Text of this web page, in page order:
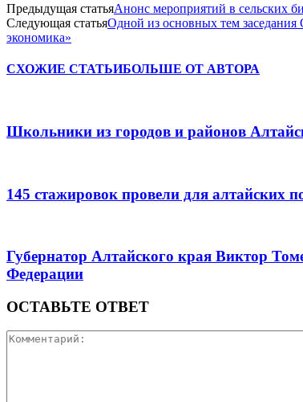
Предыдущая статьяАнонс мероприятий в сельских
Следующая статьяОдной из основных тем заседания
экономика»
СХОЖИЕ СТАТЬИБОЛЬШЕ ОТ АВТОРА
Школьники из городов и районов
145 стажировок провели для алтайских
Губернатор Алтайского края Виктор
Федерации
ОСТАВЬТЕ ОТВЕТ